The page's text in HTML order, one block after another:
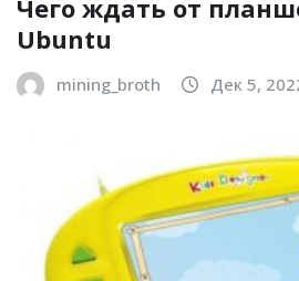
Чего ждать от
Ubuntu
mining_broth Дек 5,